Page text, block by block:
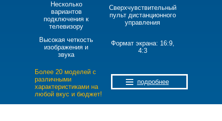
Несколько
вариантов
подключения к
телевизору
Сверхчувствительный
пульт дистанционного
управления
Высокая четкость
изображения и
звука
Формат экрана: 16:9,
4:3
Более 20 моделей с
различными
характеристиками на
любой вкус и бюджет!
подробнее